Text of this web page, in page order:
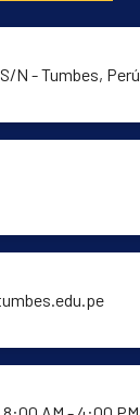
N - Tumbes, Perú